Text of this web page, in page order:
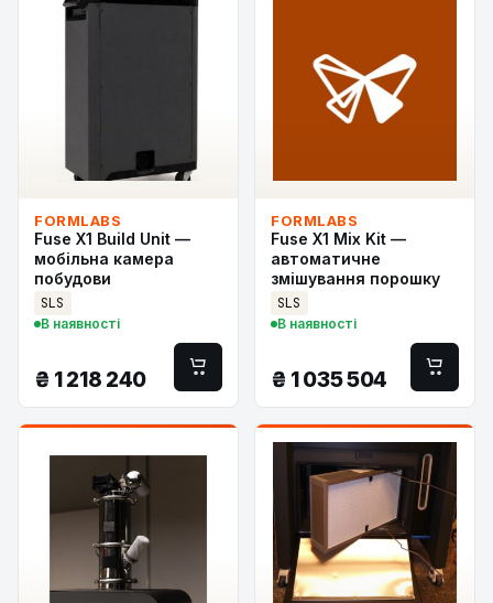
FORMLABS
Fuse X1 Build Unit —
мобільна камера
побудови
SLS
В наявності
₴ 1 218 240
FORMLABS
Fuse X1 Mix Kit —
автоматичне
змішування порошку
SLS
В наявності
₴ 1 035 504